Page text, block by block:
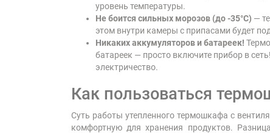
уровень температуры.
Не боится сильных морозов (до -35°C) —
этом внутри камеры с припасами будет
Никаких аккумуляторов и батареек!
батареек — просто включите прибор в
электричество.
Как пользоваться
Суть работы утепленного термошкафа с
комфортную для хранения продуктов.